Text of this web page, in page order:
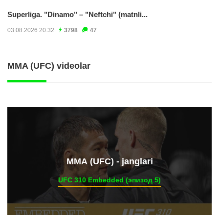
Superliga. "Dinamo" – "Neftchi" (matnli...
03.08.2026 20:32 3798 47
MMA (UFC) videolar
ММА (UFC) - janglari
UFC 310 Embedded (эпизод 5)